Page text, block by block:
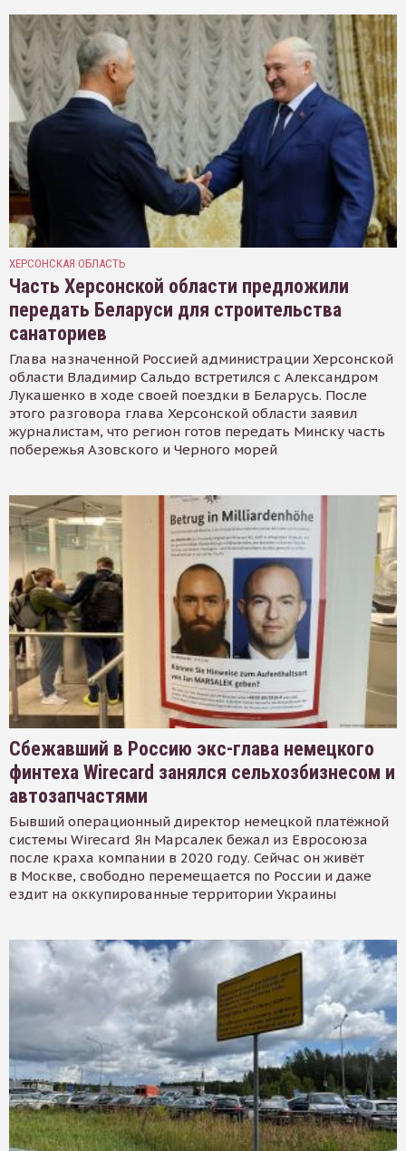
ХЕРСОНСКАЯ ОБЛАСТЬ
Часть Херсонской области предложили
передать Беларуси для строительства
санаториев
Глава назначенной Россией администрации Херсонской
области Владимир Сальдо встретился с Александром
Лукашенко в ходе своей поездки в Беларусь. После
этого разговора глава Херсонской области заявил
журналистам, что регион готов передать Минску часть
побережья Азовского и Черного морей
Сбежавший в Россию экс-глава немецкого
финтеха Wirecard занялся сельхозбизнесом и
автозапчастями
Бывший операционный директор немецкой платёжной
системы Wirecard Ян Марсалек бежал из Евросоюза
после краха компании в 2020 году. Сейчас он живёт
в Москве, свободно перемещается по России и даже
ездит на оккупированные территории Украины